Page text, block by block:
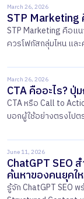
March 26, 2026
STP Marketing
STP Marketing คือแ
ควรโฟกัสกลุ่มไหน แล
March 26, 2026
CTA คืออะไร? ปุ่
​​CTA หรือ Call to
บอกผู้ใช้อย่างตรงไปต
June 11, 2026
ChatGPT SEO
ค้นหาของคนยุคใ
รู้จัก ChatGPT SEO